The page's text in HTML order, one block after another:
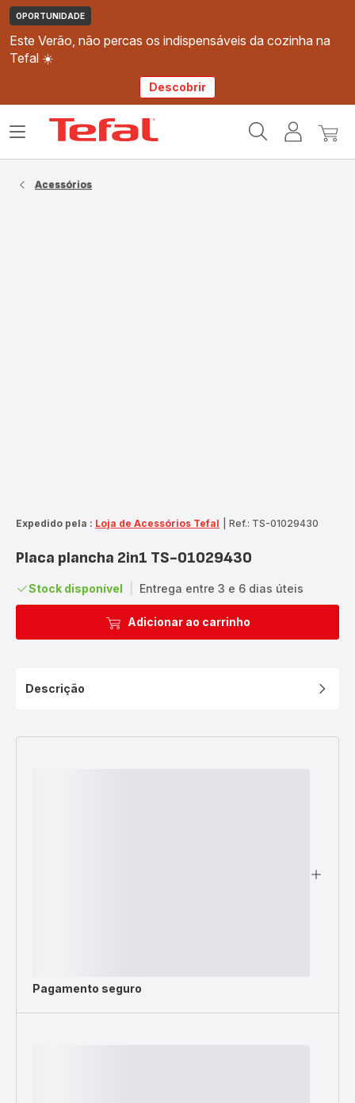
OPORTUNIDADE
Este Verão, não percas os indispensáveis da cozinha na
Tefal ☀️
Descobrir
Tefal
O
Abrir
Acessórios
Expedido pela : Loja de Acessórios Tefal Ref.: TS-01029430
Placa plancha 2in1 TS-01029430
Stock disponível Entrega entre 3 e 6 dias úteis
Adicionar ao carrinho
Descrição
Pagamento seguro